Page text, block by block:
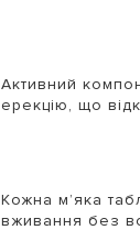
Активний
ерекцію, що
Кожна м’яка
вживання без